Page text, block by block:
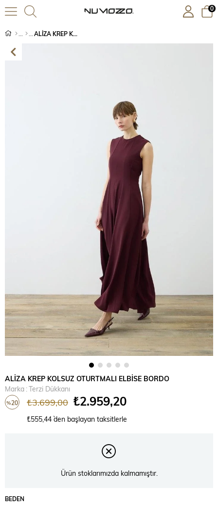
0
ALİZA KREP KOLSUZ OTURTMALI ELBİSE BORDO
ALİZA KREP KOLSUZ OTURTMALI ELBİSE BORDO
Marka :Terzi Dükkanı
%20 ₺3.699,00 ₺2.959,20
₺555,44 `den başlayan taksitlerle
Ürün stoklarımızda kalmamıştır.
BEDEN